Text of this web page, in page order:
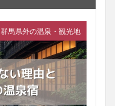
群馬県外の温泉・観光地